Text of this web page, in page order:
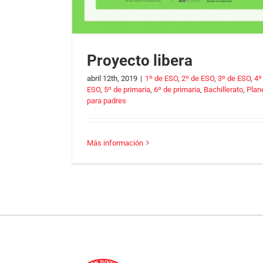
Proyecto libera
abril 12th, 2019 | 1º de ESO, 2º de ESO, 3º de ESO,
ESO, 5º de primaria 6º de primaria Bachillerato
para padres
Más información